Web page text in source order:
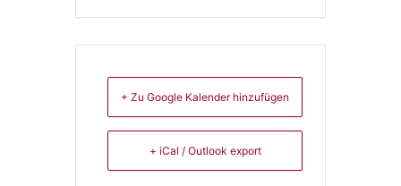
+ Zu Google Kalender hinzufügen
+ iCal / Outlook export